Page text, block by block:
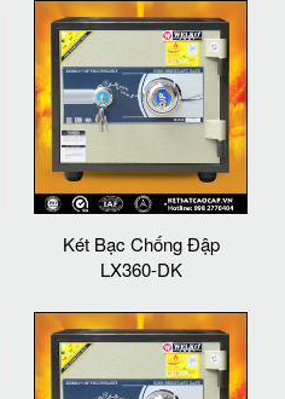
Két Bạc Chống Đập
LX360-DK